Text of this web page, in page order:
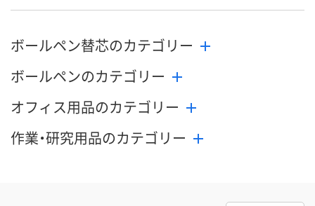
ボールペン替芯のカテゴリー
ボールペンのカテゴリー
オフィス用品のカテゴリー
作業・研究用品のカテゴリー